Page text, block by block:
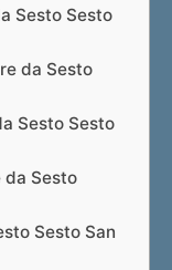
Sesto Sesto
da Sesto
Sesto Sesto
da Sesto
Sesto San